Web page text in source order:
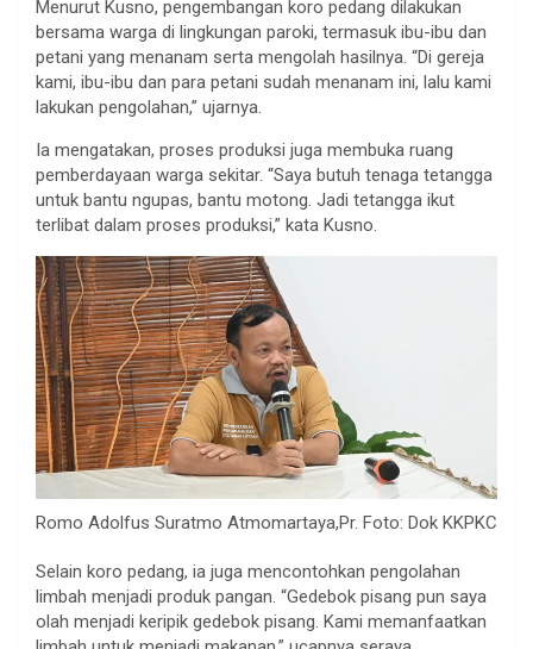
Menurut Kusno, pengembangan koro pedang dilakukan
bersama warga di lingkungan paroki, termasuk ibu-ibu dan
petani yang menanam serta mengolah hasilnya. “Di gereja
kami, ibu-ibu dan para petani sudah menanam ini, lalu kami
lakukan pengolahan,” ujarnya.
Ia mengatakan, proses produksi juga membuka ruang
pemberdayaan warga sekitar. “Saya butuh tenaga tetangga
untuk bantu ngupas, bantu motong. Jadi tetangga ikut
terlibat dalam proses produksi,” kata Kusno.
Romo Adolfus Suratmo Atmomartaya,Pr. Foto: Dok KKPKC
Selain koro pedang, ia juga mencontohkan pengolahan
limbah menjadi produk pangan. “Gedebok pisang pun saya
olah menjadi keripik gedebok pisang. Kami memanfaatkan